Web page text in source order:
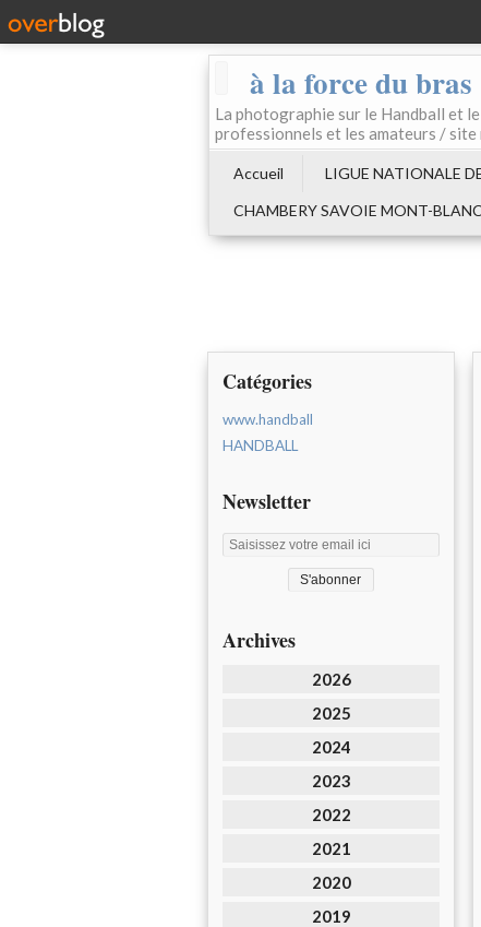
à la force du bras
La photographie sur le Handball et
professionnels et les amateurs /
Accueil LIGUE NATIONALE
CHAMBERY SAVOIE MONT-
Catégories
www.handball
HANDBALL
Newsletter
Archives
2026
2025
2024
2023
2022
2021
2020
2019